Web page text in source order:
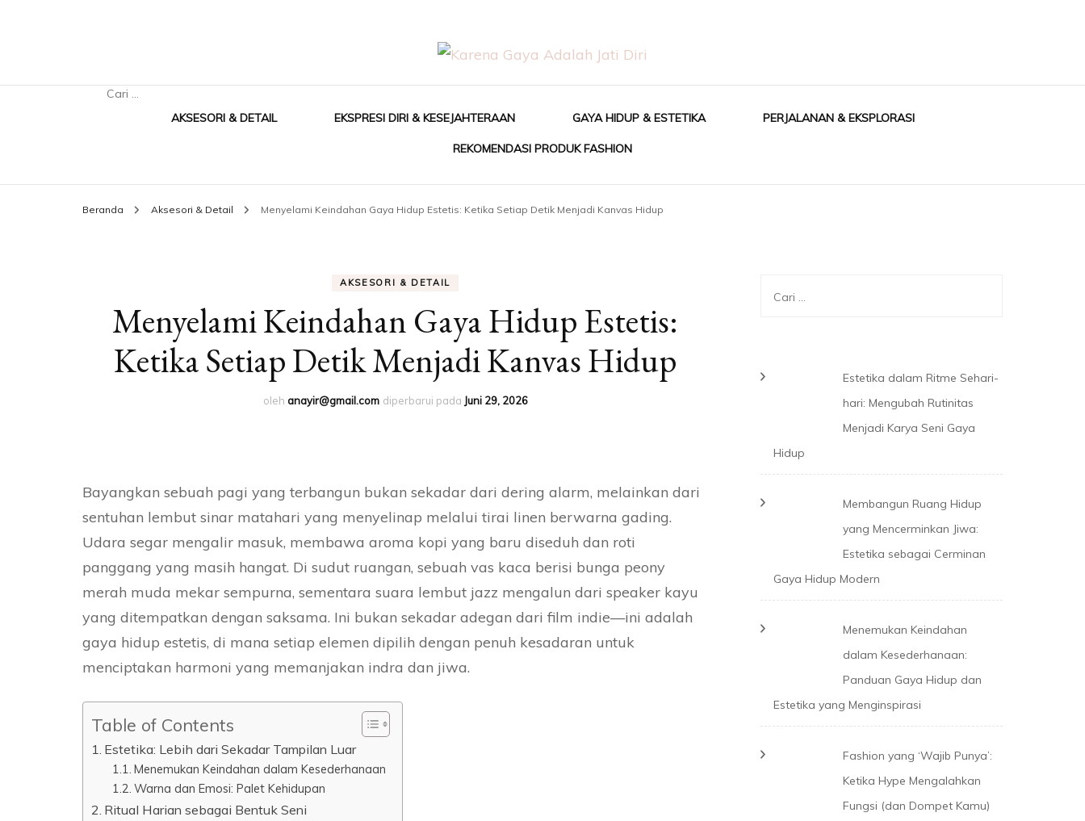
Cari
Anayir
Karena Gaya Adalah Jati Diri
AKSESORI & DETAIL EKSPRESI DIRI & KESEJAHTERAAN GAYA HIDUP & ESTETIKA PERJALANAN & EKSPLORASI
REKOMENDASI PRODUK FASHION
Beranda Aksesori & Detail Menyelami Keindahan Gaya Hidup Estetis: Ketika Setiap Detik Menjadi Kanvas Hidup
AKSESORI & DETAIL
Menyelami Keindahan Gaya Hidup Estetis:
Ketika Setiap Detik Menjadi Kanvas Hidup
oleh anayir@gmail.com diperbarui pada Juni 29, 2026
Bayangkan sebuah pagi yang terbangun bukan sekadar dari dering alarm, melainkan dari
sentuhan lembut sinar matahari yang menyelinap melalui tirai linen berwarna gading.
Udara segar mengalir masuk, membawa aroma kopi yang baru diseduh dan roti
panggang yang masih hangat. Di sudut ruangan, sebuah vas kaca berisi bunga peony
merah muda mekar sempurna, sementara suara lembut jazz mengalun dari speaker kayu
yang ditempatkan dengan saksama. Ini bukan sekadar adegan dari film indie—ini adalah
gaya hidup estetis, di mana setiap elemen dipilih dengan penuh kesadaran untuk
menciptakan harmoni yang memanjakan indra dan jiwa.
Table of Contents
Estetika: Lebih dari Sekadar Tampilan Luar
Menemukan Keindahan dalam Kesederhanaan
Warna dan Emosi: Palet Kehidupan
Ritual Harian sebagai Bentuk Seni
Cari
Estetika dalam Ritme Sehari-
hari: Mengubah Rutinitas
Menjadi Karya Seni Gaya
Hidup
Membangun Ruang Hidup
yang Mencerminkan Jiwa:
Estetika sebagai Cerminan
Gaya Hidup Modern
Menemukan Keindahan
dalam Kesederhanaan:
Panduan Gaya Hidup dan
Estetika yang Menginspirasi
Fashion yang ‘Wajib Punya’:
Ketika Hype Mengalahkan
Fungsi (dan Dompet Kamu)